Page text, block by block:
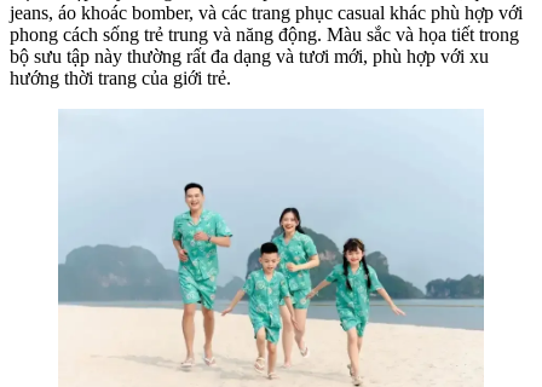
jeans, áo khoác bomber, và các trang phục casual khác phù hợp với
phong cách sống trẻ trung và năng động. Màu sắc và họa tiết trong
bộ sưu tập này thường rất đa dạng và tươi mới, phù hợp với xu
hướng thời trang của giới trẻ.